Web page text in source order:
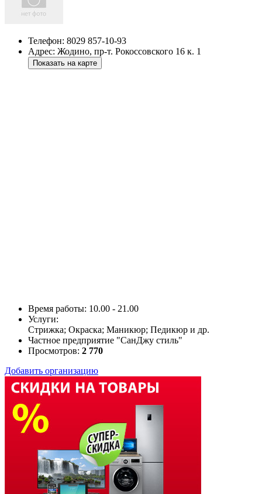
Телефон: 8029 857-10-93
Адрес: Жодино, пр-т. Рокоссовского 16 к. 1
Время работы: 10.00 - 21.00
Услуги:
Стрижка; Окраска; Маникюр; Педикюр и др.
Частное предприятие "СанДжу стиль"
Просмотров: 2 770
Добавить организацию